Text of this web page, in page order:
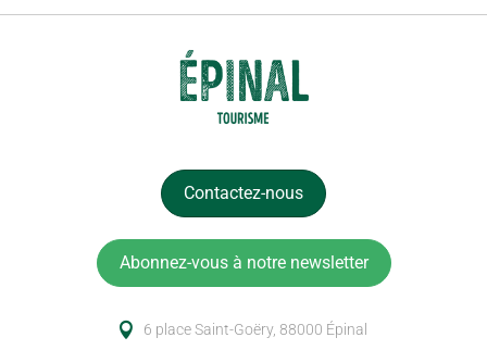
Contactez-nous
Abonnez-vous à notre newsletter
6 place Saint-Goëry, 88000 Épinal